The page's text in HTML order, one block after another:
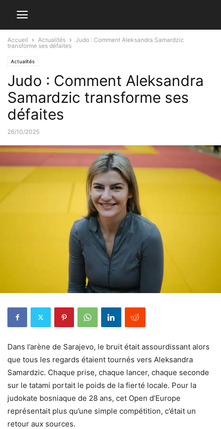
Accueil Actualités
Judo : Comment Aleksandra Samardzic
transforme ses défaites
Actualités
Judo : Comment Aleksandra
Samardzic transforme ses
défaites
26/10/2025
Dans l’arène de Sarajevo, le bruit était assourdissant alors
que tous les regards étaient tournés vers Aleksandra
Samardzic. Chaque prise, chaque lancer, chaque seconde
sur le tatami portait le poids de la fierté locale. Pour la
judokate bosniaque de 28 ans, cet Open d’Europe
représentait plus qu’une simple compétition, c’était un
retour aux sources.